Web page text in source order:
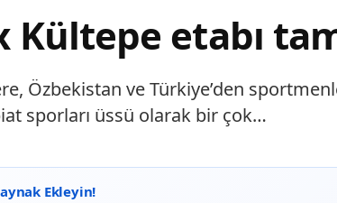
Kültepe etabı
Özbekistan ve Türkiye’den
sporları üssü olarak bir çok…
Ekleyin!